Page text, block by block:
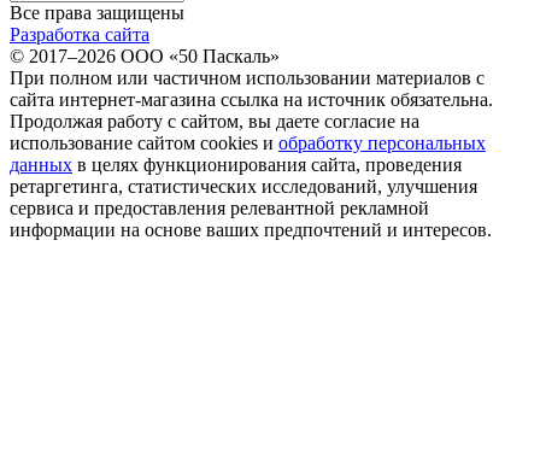
Все права защищены
Разработка сайта
© 2017–2026 ООО «50 Паскаль»
При полном или частичном использовании материалов с
сайта интернет-магазина ссылка на источник обязательна.
Продолжая работу с сайтом, вы даете согласие на
использование сайтом cookies и обработку персональных
данных в целях функционирования сайта, проведения
ретаргетинга, статистических исследований, улучшения
сервиса и предоставления релевантной рекламной
информации на основе ваших предпочтений и интересов.